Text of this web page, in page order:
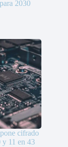
2030
cifrado
11 en 43